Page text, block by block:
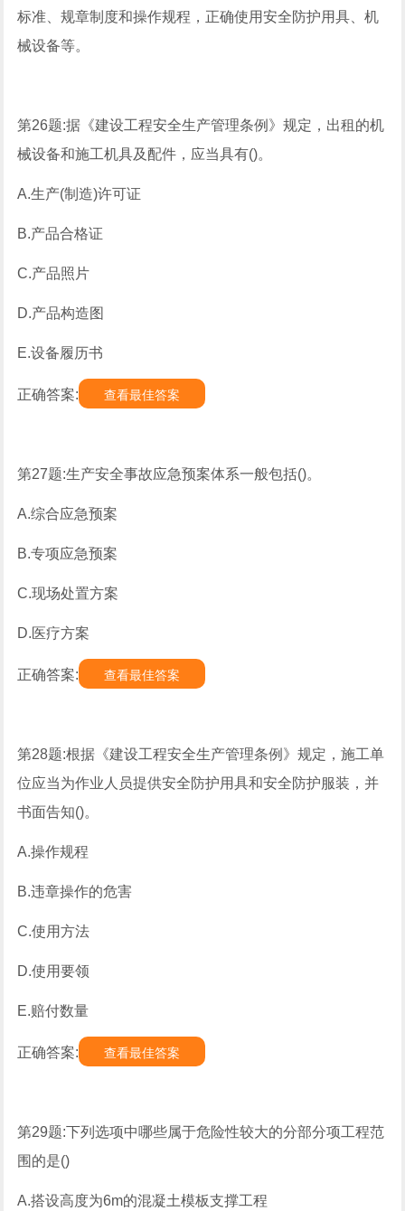
标准、规章制度和操作规程，正确使用安全防护用具、机
械设备等。
第26题:据《建设工程安全生产管理条例》规定，出租的机
械设备和施工机具及配件，应当具有()。
A.生产(制造)许可证
B.产品合格证
C.产品照片
D.产品构造图
E.设备履历书
正确答案: 查看最佳答案
第27题:生产安全事故应急预案体系一般包括()。
A.综合应急预案
B.专项应急预案
C.现场处置方案
D.医疗方案
正确答案: 查看最佳答案
第28题:根据《建设工程安全生产管理条例》规定，施工单
位应当为作业人员提供安全防护用具和安全防护服装，并
书面告知()。
A.操作规程
B.违章操作的危害
C.使用方法
D.使用要领
E.赔付数量
正确答案: 查看最佳答案
第29题:下列选项中哪些属于危险性较大的分部分项工程范
围的是()
A.搭设高度为6m的混凝土模板支撑工程